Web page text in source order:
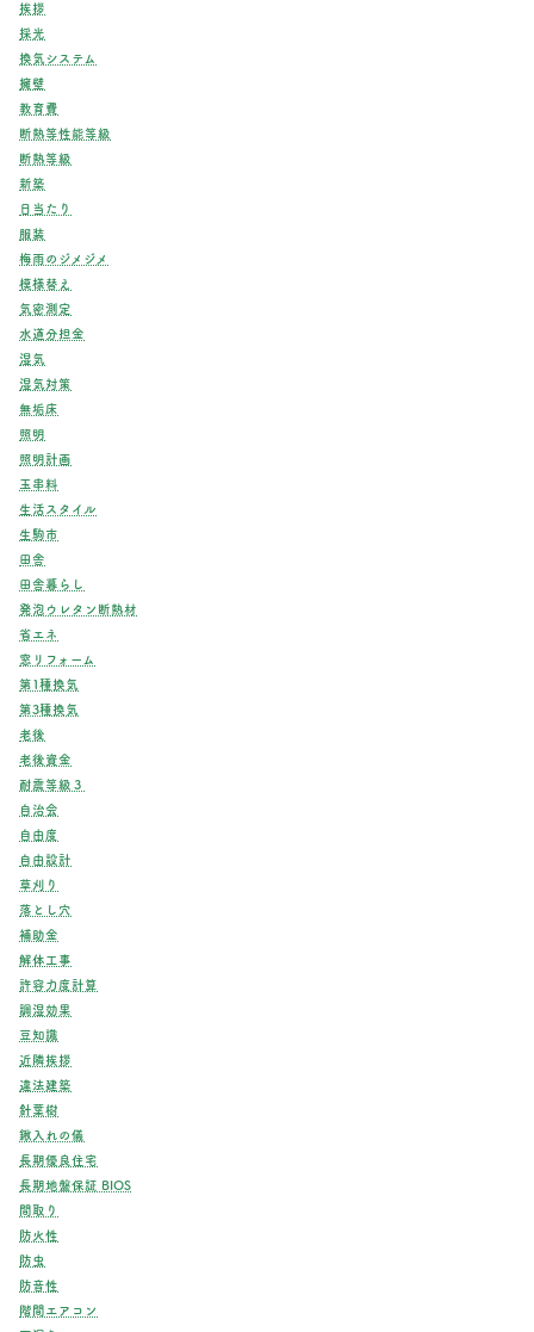
挨拶
採光
換気システム
擁壁
教育費
断熱等性能等級
断熱等級
新築
日当たり
服装
梅雨のジメジメ
模様替え
気密測定
水道分担金
湿気
湿気対策
無垢床
照明
照明計画
玉串料
生活スタイル
生駒市
田舎
田舎暮らし
発泡ウレタン断熱材
省エネ
窓リフォーム
第1種換気
第3種換気
老後
老後資金
耐震等級３
自治会
自由度
自由設計
草刈り
落とし穴
補助金
解体工事
許容力度計算
調湿効果
豆知識
近隣挨拶
違法建築
針葉樹
鍬入れの儀
長期優良住宅
長期地盤保証 BIOS
間取り
防火性
防虫
防音性
階間エアコン